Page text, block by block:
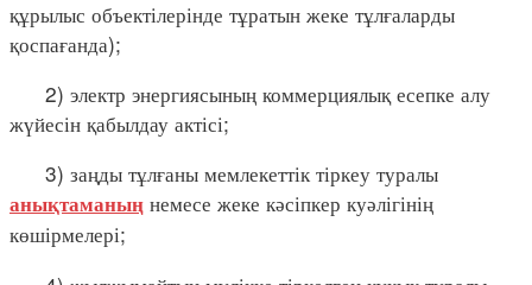
құрылыс объектілерінде тұратын жеке тұлғаларды
қоспағанда);
2) электр энергиясының коммерциялық есепке алу
жүйесін қабылдау актісі;
3) заңды тұлғаны мемлекеттік тіркеу туралы
анықтаманың немесе жеке кәсіпкер куәлігінің
көшірмелері;